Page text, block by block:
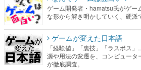
ゲーム開発者・hamatsu氏がゲー
な形から解き明かしていく、硬派
ゲームが変えた日本語
「経験値」「裏技」「ラスボス
源や用法の変遷を、コンピュータ
が徹底調査。